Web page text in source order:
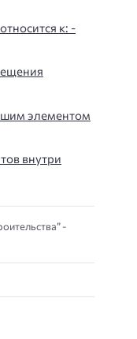
к: -
элементом
внутри
-